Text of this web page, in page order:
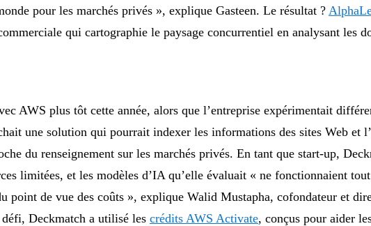
pour les marchés privés », explique Gasteen. Le résultat ?
qui cartographie le paysage concurrentiel en analysant les
AWS plus tôt cette année, alors que l’entreprise expérimentait
une solution qui pourrait indexer les informations des sites Web et
du renseignement sur les marchés privés. En tant que start-up,
limitées, et les modèles d’IA qu’elle évaluait « ne fonctionnaient tout
point de vue des coûts », explique Walid Mustapha, cofondateur et
Deckmatch a utilisé les crédits AWS Activate, conçus pour aider